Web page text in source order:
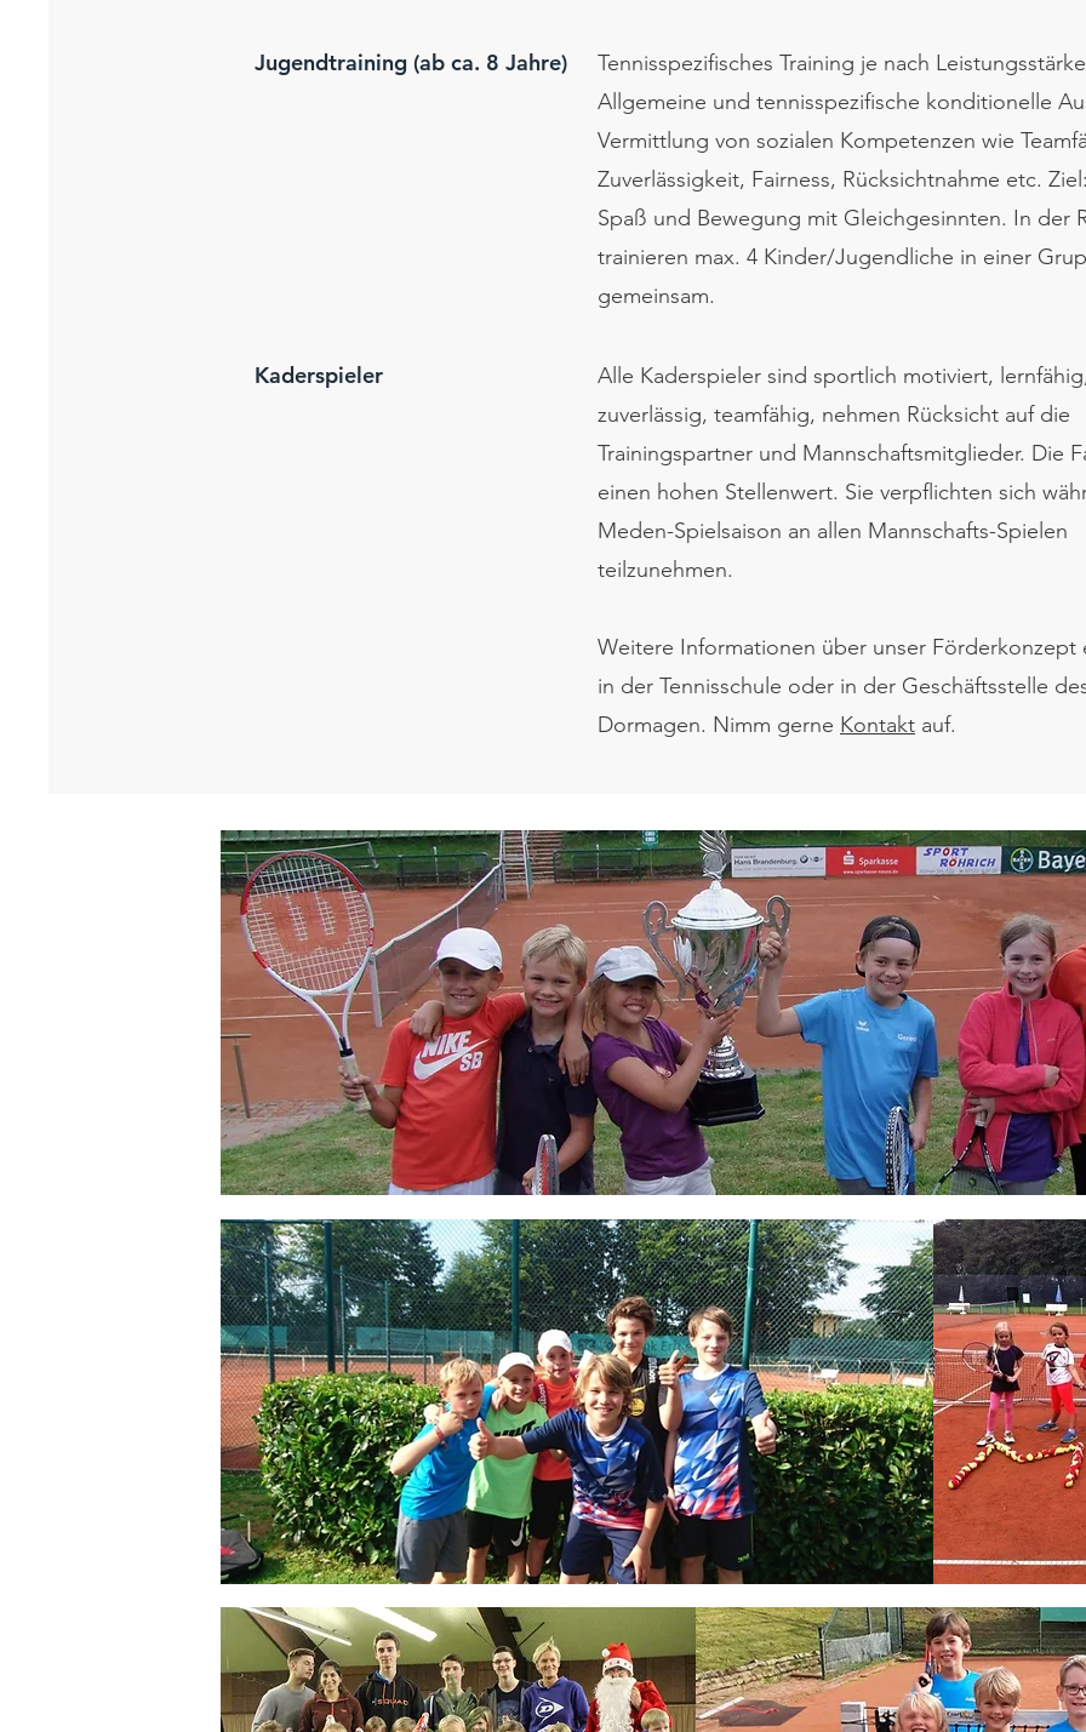
Jugendtraining (ab ca. 8 Jahre)
Tennisspezifisches Training je nach
Allgemeine und tennisspezifische konditionelle
Vermittlung von sozialen Kompetenzen wie
Zuverlässigkeit, Fairness, Rücksichtnahme etc.
Spaß und Bewegung mit Gleichgesinnten. In der
trainieren max. 4 Kinder/Jugendliche in einer
gemeinsam.
Kaderspieler
Alle Kaderspieler sind sportlich motiviert,
zuverlässig, teamfähig, nehmen Rücksicht auf die
Trainingspartner und Mannschaftsmitglieder. Die
einen hohen Stellenwert. Sie verpflichten sich
Meden-Spielsaison an allen Mannschafts-Spielen
teilzunehmen.
Weitere Informationen über unser Förderkonzept
in der Tennisschule oder in der Geschäftsstelle
Dormagen. Nimm gerne Kontakt auf.